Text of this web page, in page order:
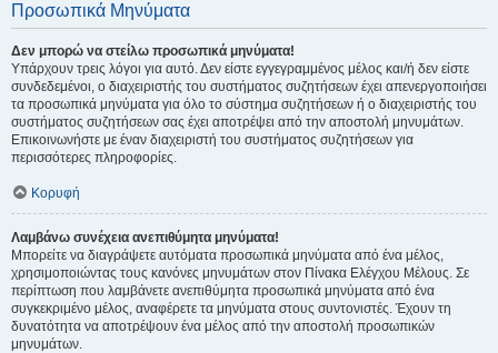
Προσωπικά Μηνύματα
Δεν μπορώ να στείλω προσωπικά μηνύματα!
Υπάρχουν τρεις λόγοι για αυτό. Δεν είστε εγγεγραμμένος μέλος και/ή δεν είστε
συνδεδεμένοι, ο διαχειριστής του συστήματος συζητήσεων έχει απενεργοποιήσει
τα προσωπικά μηνύματα για όλο το σύστημα συζητήσεων ή ο διαχειριστής του
συστήματος συζητήσεων σας έχει αποτρέψει από την αποστολή μηνυμάτων.
Επικοινωνήστε με έναν διαχειριστή του συστήματος συζητήσεων για
περισσότερες πληροφορίες.
Κορυφή
Λαμβάνω συνέχεια ανεπιθύμητα μηνύματα!
Μπορείτε να διαγράψετε αυτόματα προσωπικά μηνύματα από ένα μέλος,
χρησιμοποιώντας τους κανόνες μηνυμάτων στον Πίνακα Ελέγχου Μέλους. Σε
περίπτωση που λαμβάνετε ανεπιθύμητα προσωπικά μηνύματα από ένα
συγκεκριμένο μέλος, αναφέρετε τα μηνύματα στους συντονιστές. Έχουν τη
δυνατότητα να αποτρέψουν ένα μέλος από την αποστολή προσωπικών
μηνυμάτων.